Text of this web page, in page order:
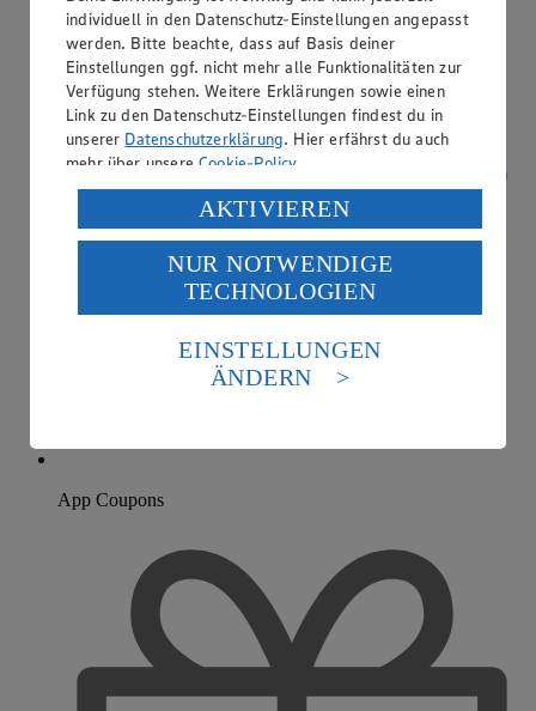
App Coupons
individuell in den Datenschutz-Einstellungen angepasst
werden. Bitte beachte, dass auf Basis deiner
Einstellungen ggf. nicht mehr alle Funktionalitäten zur
Verfügung stehen. Weitere Erklärungen sowie einen
Link zu den Datenschutz-Einstellungen findest du in
unserer Datenschutzerklärung. Hier erfährst du auch
mehr über unsereCookie-Policy.
Verarbeitung deiner personenbezogenen Daten in den
USA durch Facebook und YouTube:
Wenn du auf „Aktivieren“ klickst, willigst du im Sinne
des Art. 49 Abs. 1 Satz 1 lit. a) DSGVO ein, dass deine
Daten in den USA verarbeitet werden. Der EuGH sieht
die USA als Land mit einem nach europäischen
Standards nicht angemessenen Datenschutzniveau an.
Es besteht das Risiko eines Zugriffs durch US-
Informationen zum Herausgeber der Seite findest du
AKTIVIEREN
NUR NOTWENDIGE
TECHNOLOGIEN
EINSTELLUNGEN
ÄNDERN